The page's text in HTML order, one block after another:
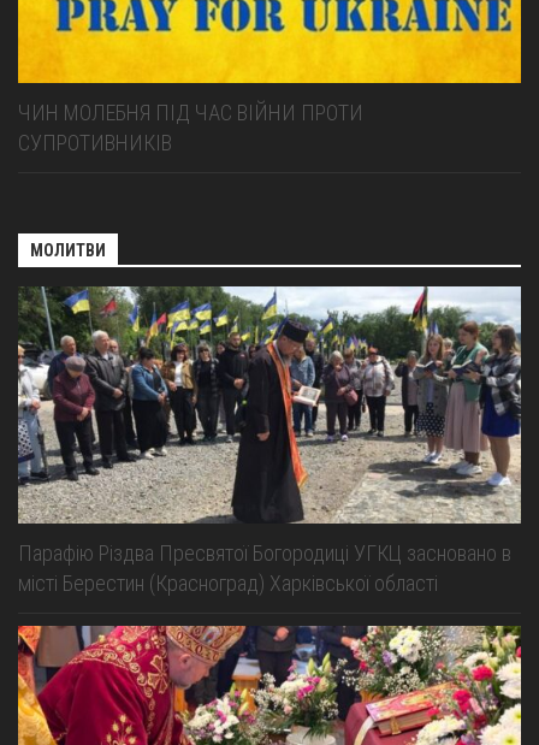
ЧИН МОЛЕБНЯ ПІД ЧАС ВІЙНИ ПРОТИ
СУПРОТИВНИКІВ
МОЛИТВИ
Парафію Різдва Пресвятої Богородиці УГКЦ засновано в
місті Берестин (Красноград) Харківської області